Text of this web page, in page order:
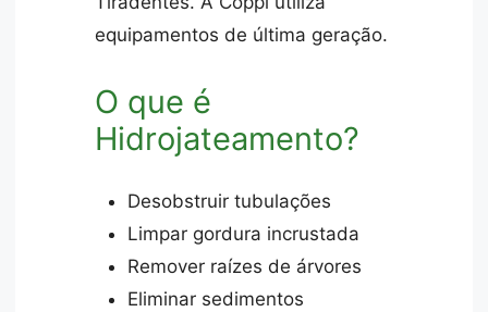
equipamentos de última geração.
O que é
Hidrojateamento?
Desobstruir tubulações
Limpar gordura incrustada
Remover raízes de árvores
Eliminar sedimentos